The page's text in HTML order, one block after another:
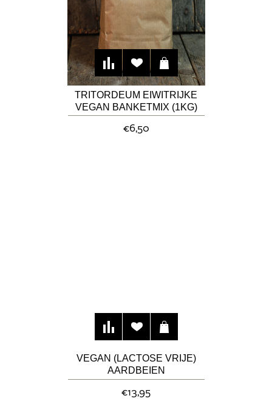
TRITORDEUM EIWITRIJKE
VEGAN BANKETMIX (1KG)
€6,50
VEGAN (LACTOSE VRIJE)
AARDBEIEN
RABARBERVLAAI (24 CM)
€13,95